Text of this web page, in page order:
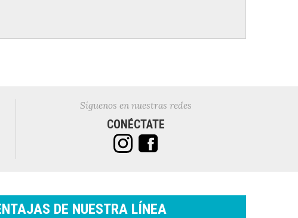
Síguenos en nuestras redes
CONÉCTATE
DE NUESTRA LÍNEA